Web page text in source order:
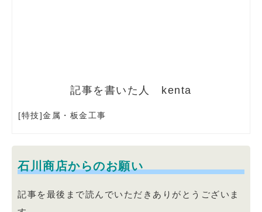
kenta
[特技]金属・板金工事
石川商店からのお願い
記事を最後まで読んでいただきありがとうございま